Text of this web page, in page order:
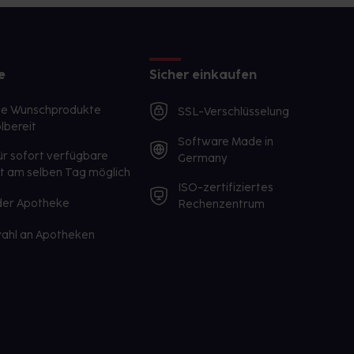
Wunschprodukte
sofort verfügbare
am selben Tag möglich
Apotheke
an Apotheken
Sicher einkaufen
SSL-Verschlüsselung
Software Made in
Germany
ISO-zertifiziertes
Rechenzentrum